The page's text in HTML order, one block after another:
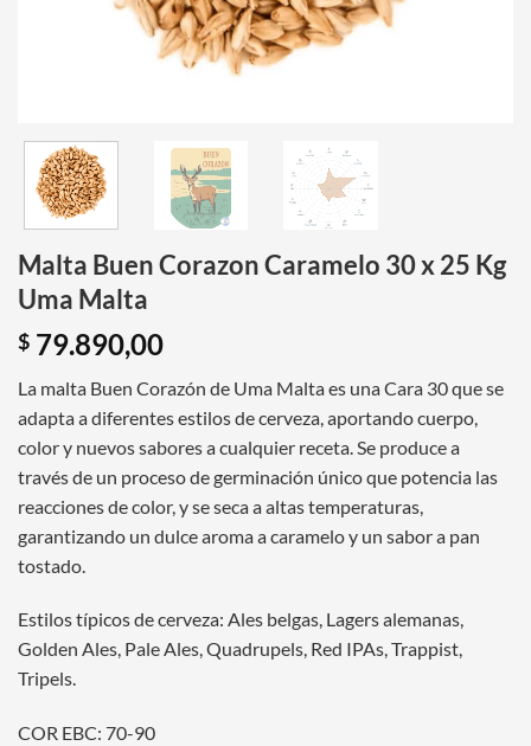
Malta Buen Corazon Caramelo 30 x 25 Kg
Uma Malta
$ 79.890,00
La malta Buen Corazón de Uma Malta es una Cara 30 que se
adapta a diferentes estilos de cerveza, aportando cuerpo,
color y nuevos sabores a cualquier receta. Se produce a
través de un proceso de germinación único que potencia las
reacciones de color, y se seca a altas temperaturas,
garantizando un dulce aroma a caramelo y un sabor a pan
tostado.
Estilos típicos de cerveza: Ales belgas, Lagers alemanas,
Golden Ales, Pale Ales, Quadrupels, Red IPAs, Trappist,
Tripels.
COR EBC: 70-90